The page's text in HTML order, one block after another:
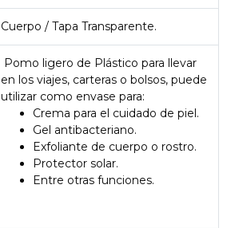
Cuerpo / Tapa Transparente.
Pomo ligero de Plástico para llevar
en los viajes, carteras o bolsos, puede
utilizar como envase para:
Crema para el cuidado de piel.
Gel antibacteriano.
Exfoliante de cuerpo o rostro.
Protector solar.
Entre otras funciones.